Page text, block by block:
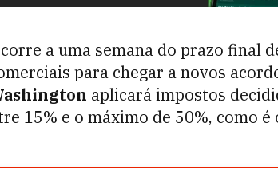
a uma semana do prazo final
para chegar a novos
aplicará impostos
15% e o máximo de 50%, como é